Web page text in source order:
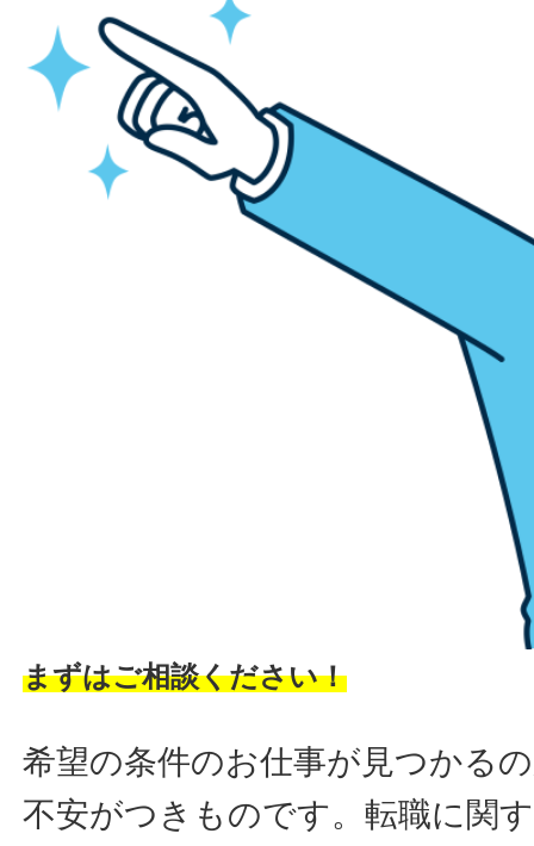
まずはご相談ください！
希望の条件のお仕事が見つかる
不安がつきものです。転職に関